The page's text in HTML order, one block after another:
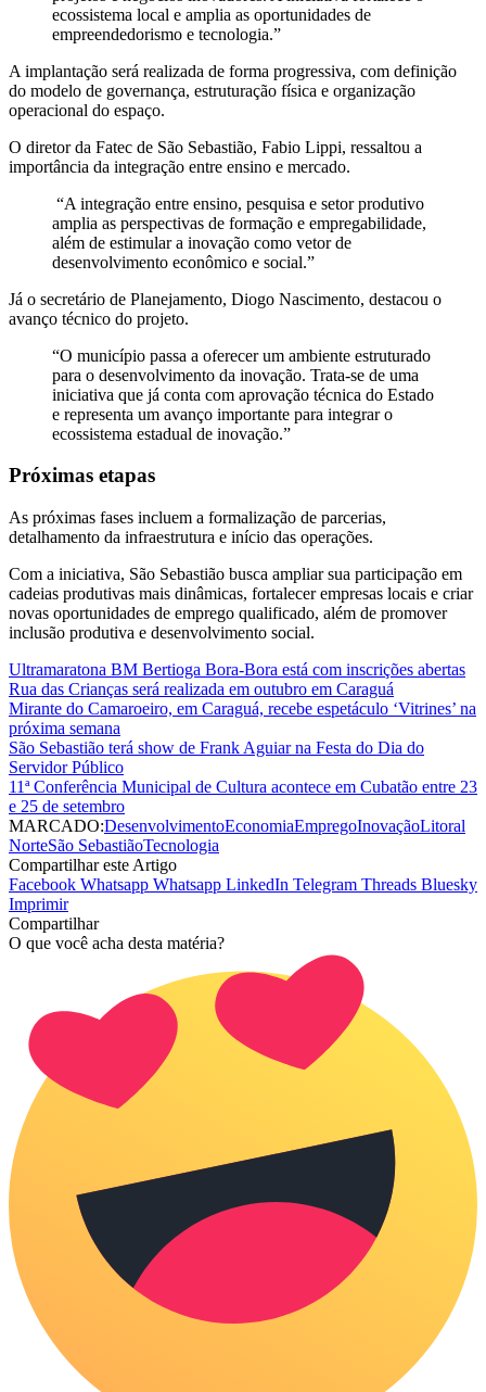
ecossistema local e amplia as oportunidades de
empreendedorismo e tecnologia.”
A implantação será realizada de forma progressiva, com definição
do modelo de governança, estruturação física e organização
operacional do espaço.
O diretor da Fatec de São Sebastião, Fabio Lippi, ressaltou a
importância da integração entre ensino e mercado.
“A integração entre ensino, pesquisa e setor produtivo
amplia as perspectivas de formação e empregabilidade,
além de estimular a inovação como vetor de
desenvolvimento econômico e social.”
Já o secretário de Planejamento, Diogo Nascimento, destacou o
avanço técnico do projeto.
“O município passa a oferecer um ambiente estruturado
para o desenvolvimento da inovação. Trata-se de uma
iniciativa que já conta com aprovação técnica do Estado
e representa um avanço importante para integrar o
ecossistema estadual de inovação.”
Próximas etapas
As próximas fases incluem a formalização de parcerias,
detalhamento da infraestrutura e início das operações.
Com a iniciativa, São Sebastião busca ampliar sua participação em
cadeias produtivas mais dinâmicas, fortalecer empresas locais e criar
novas oportunidades de emprego qualificado, além de promover
inclusão produtiva e desenvolvimento social.
Ultramaratona BM Bertioga Bora-Bora está com inscrições abertas
Rua das Crianças será realizada em outubro em Caraguá
Mirante do Camaroeiro, em Caraguá, recebe espetáculo ‘Vitrines’ na
próxima semana
São Sebastião terá show de Frank Aguiar na Festa do Dia do
Servidor Público
11ª Conferência Municipal de Cultura acontece em Cubatão entre 23
e 25 de setembro
MARCADO:DesenvolvimentoEconomiaEmpregoInovaçãoLitoral
NorteSão SebastiãoTecnologia
Compartilhar este Artigo
Facebook Whatsapp Whatsapp LinkedIn Telegram Threads Bluesky
Imprimir
Compartilhar
O que você acha desta matéria?